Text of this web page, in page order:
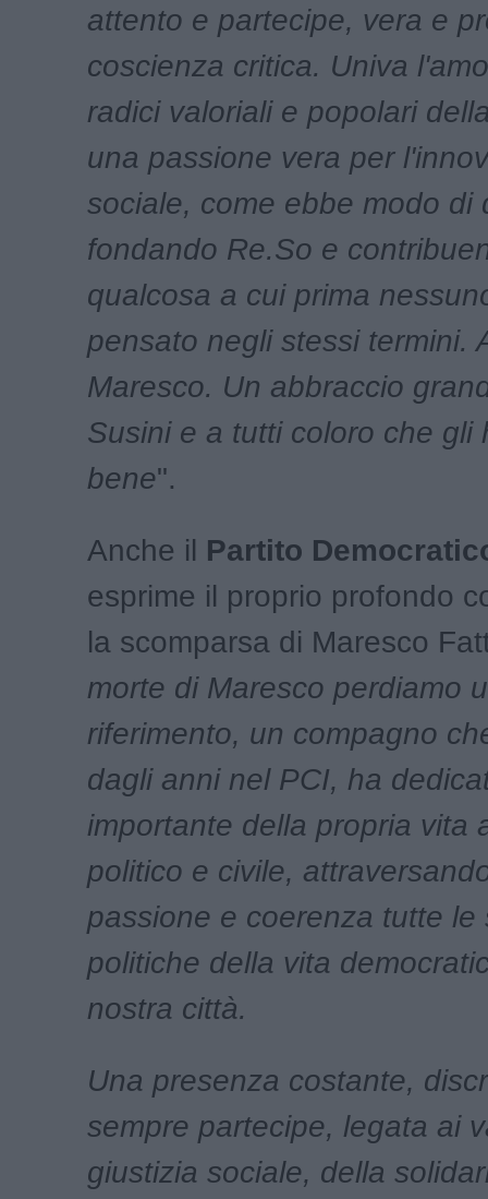
attento e partecipe, vera e
coscienza critica. Univa
radici valoriali e popolari
una passione vera per
sociale, come ebbe modo di
fondando Re.So e
qualcosa a cui prima
pensato negli stessi termini.
Maresco. Un abbraccio
Susini e a tutti coloro che gli
bene".
Anche il Partito
esprime il proprio profondo
la scomparsa di Maresco
morte di Maresco perdiamo
riferimento, un compagno
dagli anni nel PCI, ha
importante della propria vita
politico e civile,
passione e coerenza tutte le
politiche della vita
nostra città.
Una presenza costante,
sempre partecipe, legata ai
giustizia sociale, della